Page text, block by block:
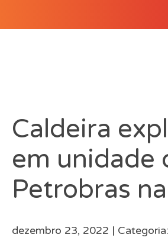
Caldeira
em unidade
Petrobras
dezembro 23, 2022 | Categoria: